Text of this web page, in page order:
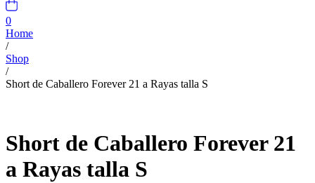
0
Home
/
Shop
/
Short de Caballero Forever 21 a Rayas talla S
Short de Caballero Forever 21
a Rayas talla S